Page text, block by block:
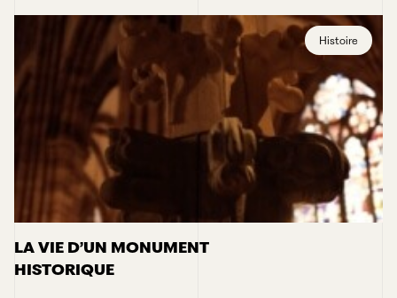
Histoire
LA VIE D’UN MONUMENT
HISTORIQUE